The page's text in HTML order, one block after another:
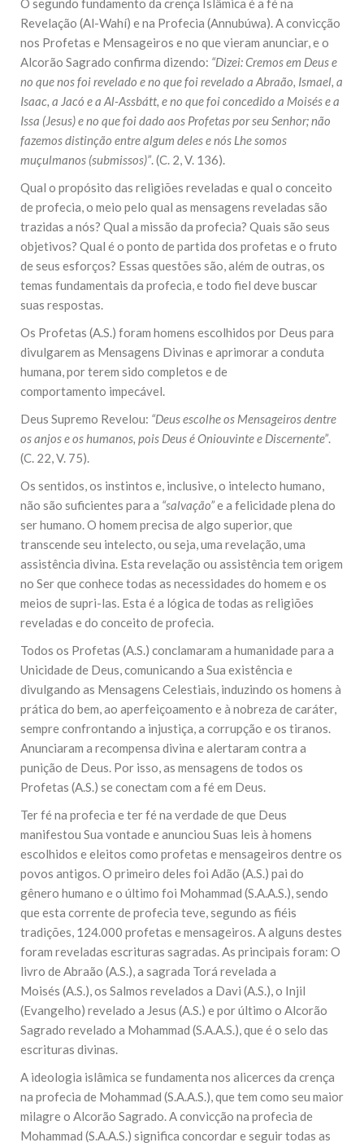
O segundo fundamento da crença Islâmica é a fé na
Revelação (Al-Wahí) e na Profecia (Annubúwa). A convicção
nos Profetas e Mensageiros e no que vieram anunciar, e o
Alcorão Sagrado confirma dizendo: “Dizei: Cremos em Deus e
no que nos foi revelado e no que foi revelado a Abraão, Ismael, a
Isaac, a Jacó e a Al-Assbátt, e no que foi concedido a Moisés e a
Issa (Jesus) e no que foi dado aos Profetas por seu Senhor; não
fazemos distinção entre algum deles e nós Lhe somos
muçulmanos (submissos)”. (C. 2, V. 136).
Qual o propósito das religiões reveladas e qual o conceito
de profecia, o meio pelo qual as mensagens reveladas são
trazidas a nós? Qual a missão da profecia? Quais são seus
objetivos? Qual é o ponto de partida dos profetas e o fruto
de seus esforços? Essas questões são, além de outras, os
temas fundamentais da profecia, e todo fiel deve buscar
suas respostas.
Os Profetas (A.S.) foram homens escolhidos por Deus para
divulgarem as Mensagens Divinas e aprimorar a conduta
humana, por terem sido completos e de
comportamento impecável.
Deus Supremo Revelou: “Deus escolhe os Mensageiros dentre
os anjos e os humanos, pois Deus é Oniouvinte e Discernente”.
(C. 22, V. 75).
Os sentidos, os instintos e, inclusive, o intelecto humano,
não são suficientes para a “salvação”e a felicidade plena do
ser humano. O homem precisa de algo superior, que
transcende seu intelecto, ou seja, uma revelação, uma
assistência divina. Esta revelação ou assistência tem origem
no Ser que conhece todas as necessidades do homem e os
meios de supri-las. Esta é a lógica de todas as religiões
reveladas e do conceito de profecia.
Todos os Profetas (A.S.) conclamaram a humanidade para a
Unicidade de Deus, comunicando a Sua existência e
divulgando as Mensagens Celestiais, induzindo os homens à
prática do bem, ao aperfeiçoamento e à nobreza de caráter,
sempre confrontando a injustiça, a corrupção e os tiranos.
Anunciaram a recompensa divina e alertaram contra a
punição de Deus. Por isso, as mensagens de todos os
Profetas (A.S.) se conectam com a fé em Deus.
Ter fé na profecia e ter fé na verdade de que Deus
manifestou Sua vontade e anunciou Suas leis à homens
escolhidos e eleitos como profetas e mensageiros dentre os
povos antigos. O primeiro deles foi Adão (A.S.) pai do
gênero humano e o último foi Mohammad (S.A.A.S.), sendo
que esta corrente de profecia teve, segundo as fiéis
tradições, 124.000 profetas e mensageiros. A alguns destes
foram reveladas escrituras sagradas. As principais foram: O
livro de Abraão (A.S.), a sagrada Torá revelada a
Moisés (A.S.), os Salmos revelados a Davi (A.S.), o Injil
(Evangelho) revelado a Jesus (A.S.) e por último o Alcorão
Sagrado revelado a Mohammad (S.A.A.S.), que é o selo das
escrituras divinas.
A ideologia islâmica se fundamenta nos alicerces da crença
na profecia de Mohammad (S.A.A.S.), que tem como seu maior
milagre o Alcorão Sagrado. A convicção na profecia de
Mohammad (S.A.A.S.) significa concordar e seguir todas as